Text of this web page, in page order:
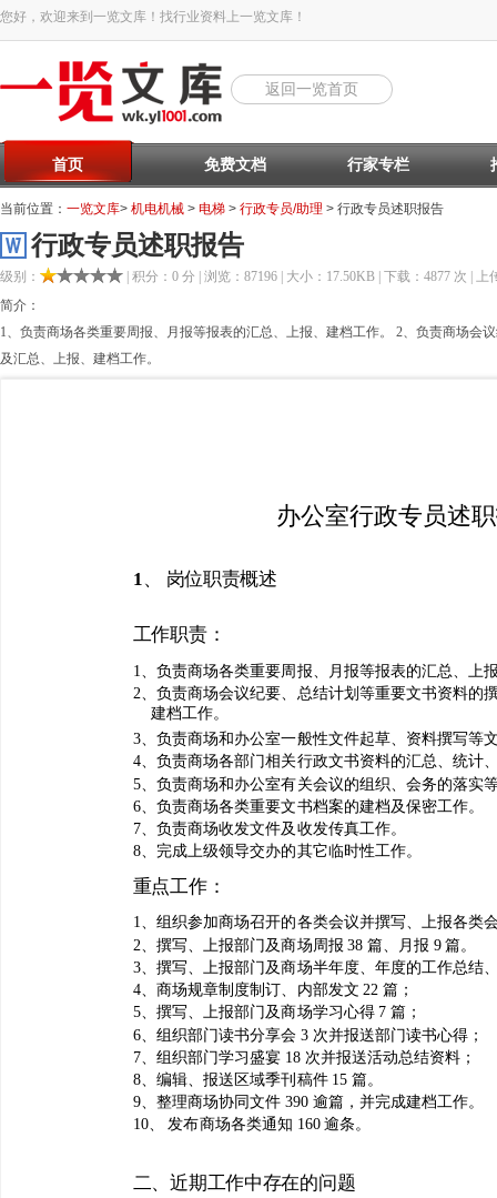
您好，欢迎来到一览文库！找行业资料上一览文库！
返回一览首页
首页 免费文档 行家专栏
当前位置： 一览文库> 机电机械 > 电梯 > 行政专员/助理 > 行政专员述职报告
行政专员述职报告
级别：
| 积分：0 分 | 浏览：87196 | 大小：17.50KB | 下载：4877 次 | 上
简介：
1、负责商场各类重要周报、月报等报表的汇总、上报、建档工作。 2、负责商场会
及汇总、上报、建档工作。